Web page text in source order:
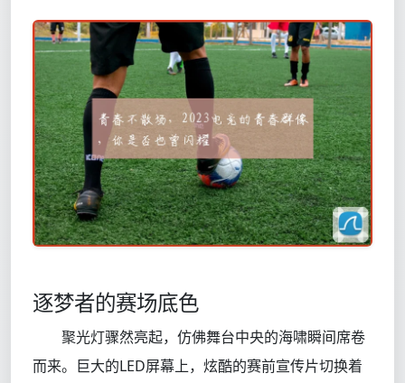
逐梦者的赛场底色
聚光灯骤然亮起，仿佛舞台中央的海啸瞬间席卷
而来。巨大的LED屏幕上，炫酷的赛前宣传片切换着